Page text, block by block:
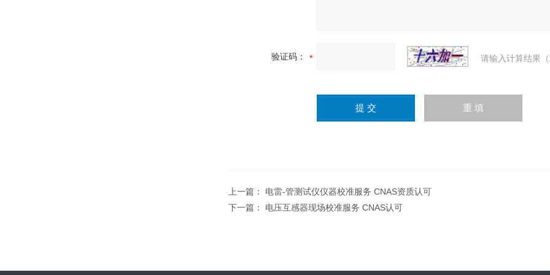
验证码： 请输入计算结果
上一篇： 电雷-管测试仪仪器校准服务 CNAS资质认可
下一篇： 电压互感器现场校准服务 CNAS认可